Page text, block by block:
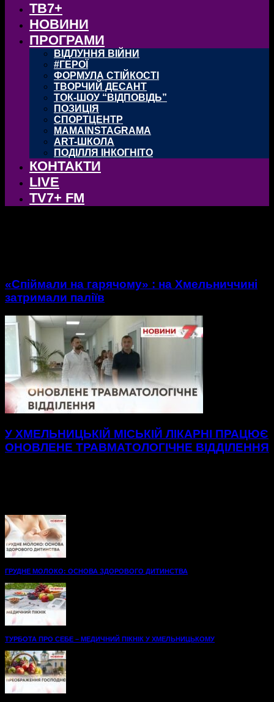
ТВ7+
НОВИНИ
ПРОГРАМИ
ВІДЛУННЯ ВІЙНИ
#ГЕРОЇ
ФОРМУЛА СТІЙКОСТІ
ТВОРЧИЙ ДЕСАНТ
ТОК-ШОУ “ВІДПОВІДЬ”
ПОЗИЦІЯ
СПОРТЦЕНТР
MAMAINSTAGRAMA
ART-ШКОЛА
ПОДІЛЛЯ ІНКОГНІТО
КОНТАКТИ
LIVE
TV7+ FM
«Спіймали на гарячому» : на Хмельниччині
затримали паліїв
У ХМЕЛЬНИЦЬКІЙ МІСЬКІЙ ЛІКАРНІ ПРАЦЮЄ
ОНОВЛЕНЕ ТРАВМАТОЛОГІЧНЕ ВІДДІЛЕННЯ
ГРУДНЕ МОЛОКО: ОСНОВА ЗДОРОВОГО ДИТИНСТВА
ТУРБОТА ПРО СЕБЕ – МЕДИЧНИЙ ПІКНІК У ХМЕЛЬНИЦЬКОМУ